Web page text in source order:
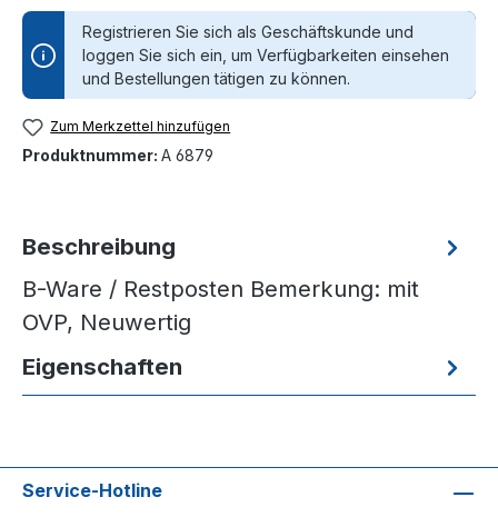
Registrieren Sie sich als Geschäftskunde und
loggen Sie sich ein, um Verfügbarkeiten einsehen
und Bestellungen tätigen zu können.
Zum Merkzettel hinzufügen
Produktnummer: A 6879
Beschreibung
B-Ware / Restposten Bemerkung: mit
OVP, Neuwertig
Eigenschaften
Service-Hotline